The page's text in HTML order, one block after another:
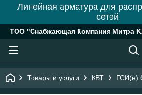
Линейная арматура для
сетей
ТОО "Снабжающая Компания Митра
Товары и услуги КВТ ГСИ(н)